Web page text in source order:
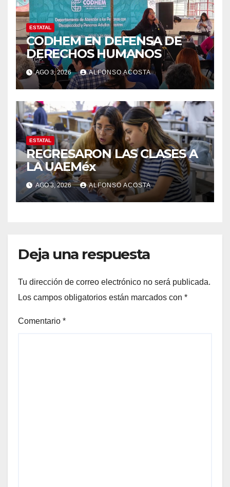
ESTATAL
CODHEM EN DEFENSA DE
DERECHOS HUMANOS
AGO 3, 2026 ALFONSO ACOSTA
ESTATAL
REGRESARON LAS CLASES A
LA UAEMéx
AGO 3, 2026 ALFONSO ACOSTA
Deja una respuesta
Tu dirección de correo electrónico no será publicada.
Los campos obligatorios están marcados con *
Comentario *